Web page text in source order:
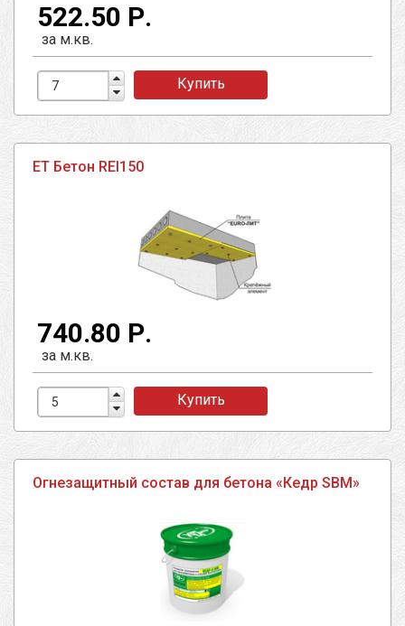
522.50 Р.
за м.кв.
Купить
ЕТ Бетон REI150
740.80 Р.
за м.кв.
Купить
Огнезащитный состав для бетона «Кедр SBM»